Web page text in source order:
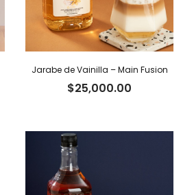
Jarabe de Vainilla – Main Fusion
$25,000.00